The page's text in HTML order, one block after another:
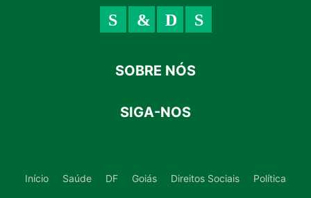
SOBRE NÓS
SIGA-NOS
Início Saúde DF Goiás Direitos Sociais Política